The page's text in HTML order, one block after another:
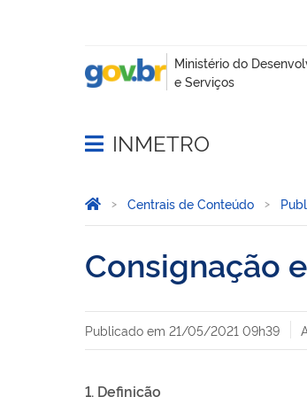
Abrir menu principal de
INMETRO
Você está aqui:
Página Inicial
Centrais de Conteúdo
Consignação
Publicado em 21/05/2021 09h39
1. Definição